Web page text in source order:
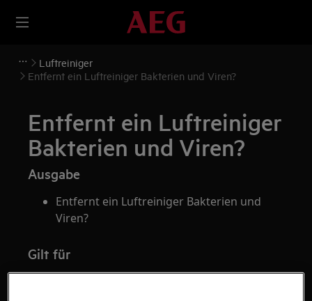
Luftreiniger
Entfernt ein Luftreiniger Bakterien und Viren?
Entfernt ein Luftreiniger
Bakterien und Viren?
Ausgabe
Entfernt ein Luftreiniger Bakterien und
Viren?
Gilt für